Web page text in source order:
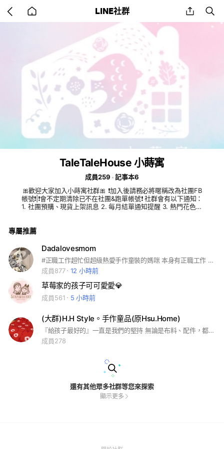
back LINE社群 share
TaleTaleHouse 小蒔寓
成員259
記事本6
🎀歡迎大家加入小蒔寓社群🎀 ❗加入後請務必將暱稱改為社團FB
帳號❗|❗會不定期清除已不在社團&跑單帳號❗ 社群會有以下通知：
1. 社團預購、現貨上架訊息 2. 每月結單通知提醒 3. 熱門花色上
專屬推薦
Dadalovesmom
#正職工作超忙但超級熱愛手作童裝的媽咪 本身有正職工作 沒工作的時候都在努力做衣服❤️
成員877
12 小時前
草莓家的孩子可可愛愛💎
成員561 5 小時前
(大群)H.H Style。手作童品(原Hsu.Home)
『給孩子最好的』一直是我們的堅持 無論是布料、配件，都是嚴選日本、韓國進口的材料 一切商品都是以孩子為出發點設計，希望能給寶寶最舒適、最好的用品 #手作 #童裝 #手作服 #手工訂製 #洋裝 #圍兜 #口水巾 #包屁衣
成員278
還有其他眾多社群等您來探索
顯示更多